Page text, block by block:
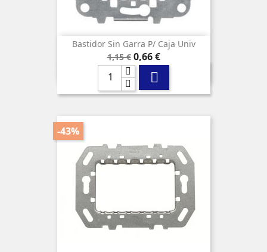
Bastidor Sin Garra P/ Caja Univ
Precio
base
1,15 € Precio
0,66 €

-43%